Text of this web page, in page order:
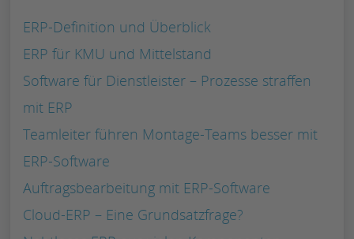
ERP-Definition und Überblick
ERP für KMU und Mittelstand
Software für Dienstleister – Prozesse straffen
mit ERP
Teamleiter führen Montage-Teams besser mit
ERP-Software
Auftragsbearbeitung mit ERP-Software
Cloud-ERP – Eine Grundsatzfrage?